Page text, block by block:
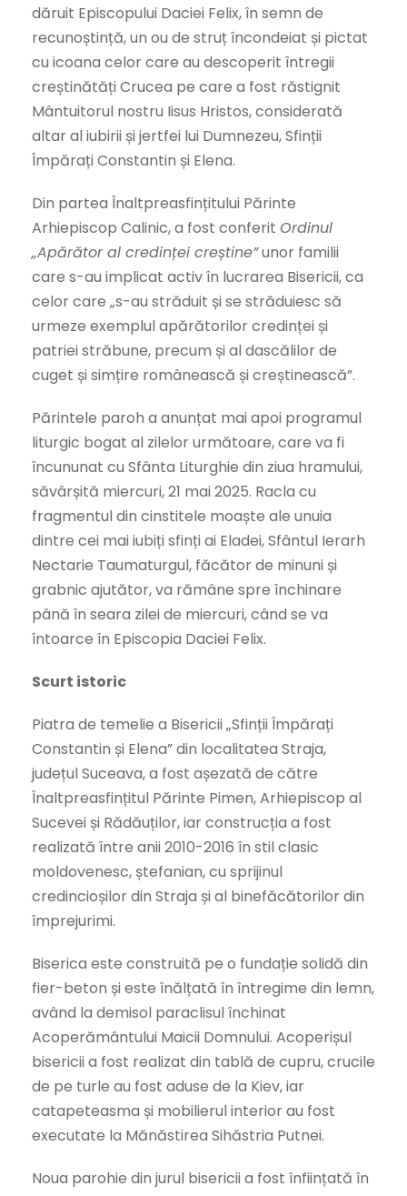
dăruit Episcopului Daciei Felix, în semn de
recunoștință, un ou de struț încondeiat și pictat
cu icoana celor care au descoperit întregii
creștinătăți Crucea pe care a fost răstignit
Mântuitorul nostru Iisus Hristos, considerată
altar al iubirii și jertfei lui Dumnezeu, Sfinții
Împărați Constantin și Elena.
Din partea Înaltpreasfințitului Părinte
Arhiepiscop Calinic, a fost conferit Ordinul
„Apărător al credinței creștine”unor familii
care s-au implicat activ în lucrarea Bisericii, ca
celor care „s-au străduit și se străduiesc să
urmeze exemplul apărătorilor credinței și
patriei străbune, precum și al dascălilor de
cuget și simțire românească și creștinească”.
Părintele paroh a anunțat mai apoi programul
liturgic bogat al zilelor următoare, care va fi
încununat cu Sfânta Liturghie din ziua hramului,
săvârșită miercuri, 21 mai 2025. Racla cu
fragmentul din cinstitele moaște ale unuia
dintre cei mai iubiți sfinți ai Eladei, Sfântul Ierarh
Nectarie Taumaturgul, făcător de minuni și
grabnic ajutător, va rămâne spre închinare
până în seara zilei de miercuri, când se va
întoarce în Episcopia Daciei Felix.
Scurt istoric
Piatra de temelie a Bisericii „Sfinții Împărați
Constantin și Elena” din localitatea Straja,
județul Suceava, a fost așezată de către
Înaltpreasfințitul Părinte Pimen, Arhiepiscop al
Sucevei și Rădăuților, iar construcția a fost
realizată între anii 2010-2016 în stil clasic
moldovenesc, ștefanian, cu sprijinul
credincioșilor din Straja și al binefăcătorilor din
împrejurimi.
Biserica este construită pe o fundație solidă din
fier-beton și este înălțată în întregime din lemn,
având la demisol paraclisul închinat
Acoperământului Maicii Domnului. Acoperișul
bisericii a fost realizat din tablă de cupru, crucile
de pe turle au fost aduse de la Kiev, iar
catapeteasma și mobilierul interior au fost
executate la Mănăstirea Sihăstria Putnei.
Noua parohie din jurul bisericii a fost înființată în